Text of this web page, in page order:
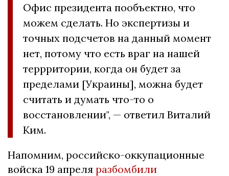
Офис президента пообъектно, что
можем сделать. Но экспертизы и
точных подсчетов на данный момент
нет, потому что есть враг на нашей
террритории, когда он будет за
пределами [Украины], можна будет
считать и думать что-то о
восстановлении", — ответил Виталий
Ким.
Напомним, российско-оккупационные
войска 19 апреля разбомбили